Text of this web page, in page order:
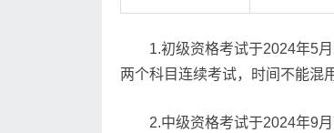
1.初级资格考试于2024年5
两个科目连续考试，时间不能混用
2.中级资格考试于2024年9